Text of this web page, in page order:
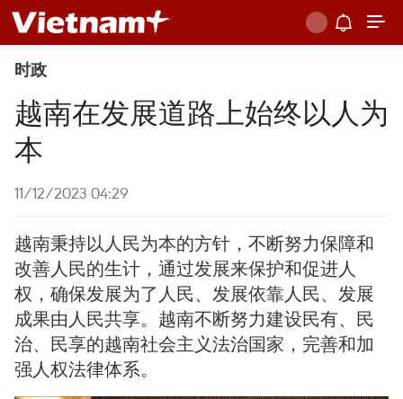
时政
越南在发展道路上始终以人为
本
11/12/2023 04:29
越南秉持以人民为本的方针，不断努力保障和
改善人民的生计，通过发展来保护和促进人
权，确保发展为了人民、发展依靠人民、发展
成果由人民共享。越南不断努力建设民有、民
治、民享的越南社会主义法治国家，完善和加
强人权法律体系。